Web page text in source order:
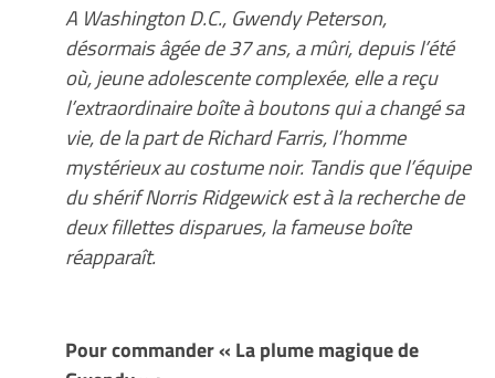
A Washington D.C., Gwendy Peterson,
désormais âgée de 37 ans, a mûri, depuis l’été
où, jeune adolescente complexée, elle a reçu
l’extraordinaire boîte à boutons qui a changé sa
vie, de la part de Richard Farris, l’homme
mystérieux au costume noir. Tandis que l’équipe
du shérif Norris Ridgewick est à la recherche de
deux fillettes disparues, la fameuse boîte
réapparaît.
Pour commander « La plume magique de